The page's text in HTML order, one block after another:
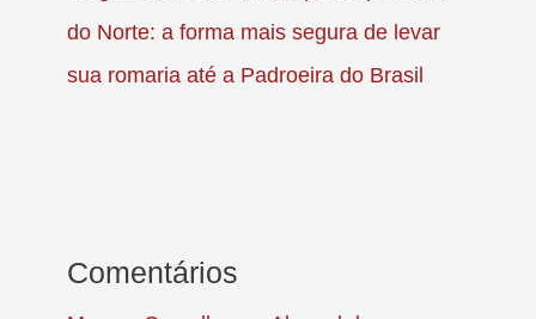
do Norte: a forma mais segura de levar
sua romaria até a Padroeira do Brasil
Comentários